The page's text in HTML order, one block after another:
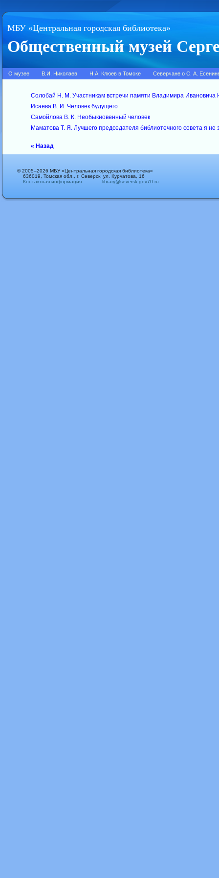
МБУ «Центральная городская библиотека»
Общественный музей
О музее В.И. Николаев Н.А. Клюев в Томске Северчане о С. А.
Солобай Н. М. Участникам встречи памяти Владимира Ивановича
Исаева В. И. Человек будущего
Самойлова В. К. Необыкновенный человек
Маматова Т. Я. Лучшего председателя библиотечного совета я не
« Назад
© 2005–2026 МБУ «Центральная городская библиотека»
636019, Томская обл., г. Северск, ул. Курчатова, 16
Контактная информация
library@seversk.gov70.ru